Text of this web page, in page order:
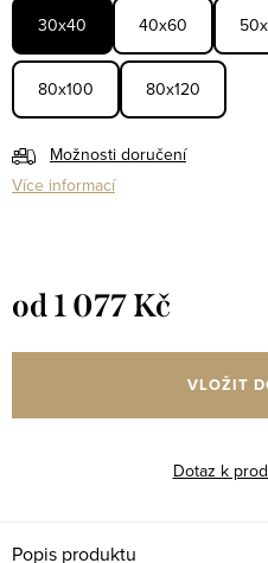
30x40 40x60
80x100 80x120
Možnosti doručení
Více informací
od1 077 Kč
VLOŽIT
Dotaz k
Popis produktu